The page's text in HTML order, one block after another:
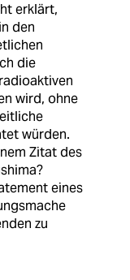
erklärt,
den
die
wird, ohne
würden.
Zitat des
eines
zu